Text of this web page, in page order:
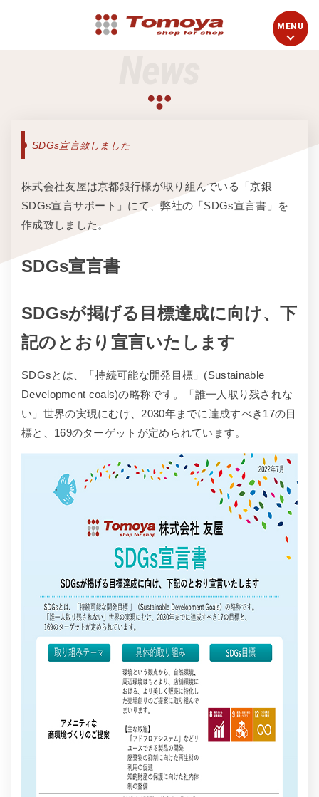
SDGs宣言致しました
株式会社友屋は京都銀行様が取り組んでいる「京銀
SDGs宣言サポート」にて、弊社の「SDGs宣言書」を
作成致しました。
SDGs宣言書
SDGsが掲げる目標達成に向け、下
記のとおり宣言いたします
SDGsとは、「持続可能な開発目標」(Sustainable
Development coals)の略称です。「誰一人取り残されな
い」世界の実現にむけ、2030年までに達成すべき17の目
標と、169のターゲットが定められています。